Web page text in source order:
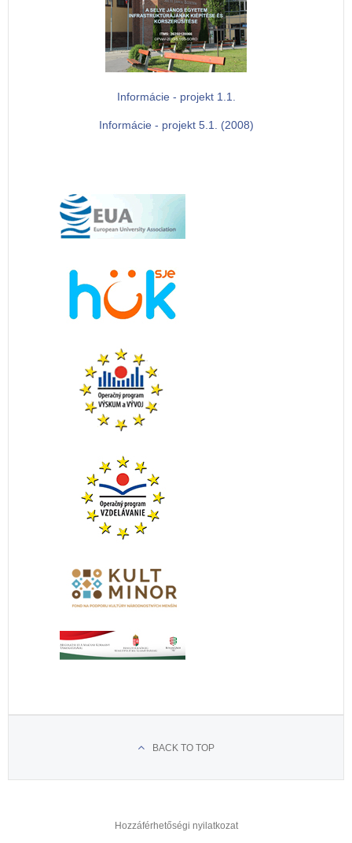
Informácie - projekt 1.1.
Informácie - projekt 5.1. (2008)
BACK TO TOP
Hozzáférhetőségi nyilatkozat